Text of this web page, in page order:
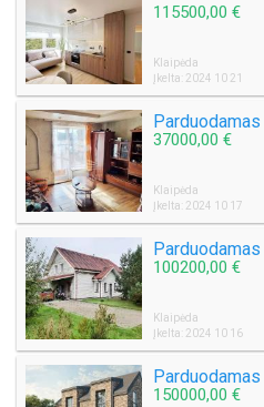
115500,00 €
Klaipėda
Įkelta: 2024 10 21
37000,00 €
Klaipėda
Įkelta: 2024 10 17
100200,00 €
Klaipėda
Įkelta: 2024 10 16
150000,00 €